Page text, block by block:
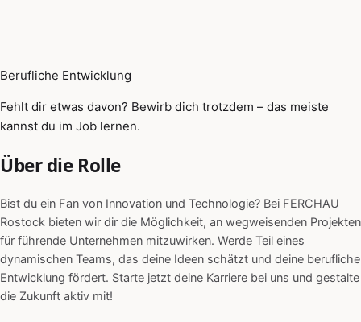
Berufliche Entwicklung
Fehlt dir etwas davon? Bewirb dich trotzdem – das meiste
kannst du im Job lernen.
Über die Rolle
Bist du ein Fan von Innovation und Technologie? Bei FERCHAU
Rostock bieten wir dir die Möglichkeit, an wegweisenden Projekten
für führende Unternehmen mitzuwirken. Werde Teil eines
dynamischen Teams, das deine Ideen schätzt und deine berufliche
Entwicklung fördert. Starte jetzt deine Karriere bei uns und gestalte
die Zukunft aktiv mit!